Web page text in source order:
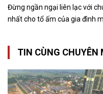
Đừng ngần ngại liên lạc với
nhất cho tổ ấm của gia đình
TIN CÙNG CHUYÊN